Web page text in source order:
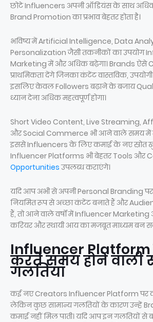
छोटे Influencers अपनी ऑडियंस के साथ
Brand Promotion का प्रभाव बेहतर होता है।
भविष्य में Artificial Intelligence, Data
Personalization जैसी तकनीकों का उपयोग
Marketing में और अधिक बढ़ेगा। Brands ऐसे
प्राथमिकता देंगे जिनका कंटेंट वास्तविक,
इसलिए केवल Followers बढ़ाने के बजाय
ध्यान देना अधिक महत्वपूर्ण होगा।
Short Video Content, Live Streaming,
और Social Commerce भी आने वाले समय में
इससे Influencers के लिए कमाई के नए स्रोत
Influencer Platforms भी बेहतर Tools और
Opportunitiesउपलब्ध कराएंगे।
यदि आप अभी से अपनी Personal Branding
नियमित रूप से अच्छा कंटेंट बनाते हैं और
हैं, तो आने वाले वर्षों में Influencer
करियर और स्थायी आय का मजबूत माध्यम बन
Influencer
करते समय होने वाली
गलतियां
कई नए Creators Influencer Platform पर
लेकिन कुछ सामान्य गलतियों के कारण उन्हें
कमाई नहीं मिल पाती। यदि आप इन गलतियों से